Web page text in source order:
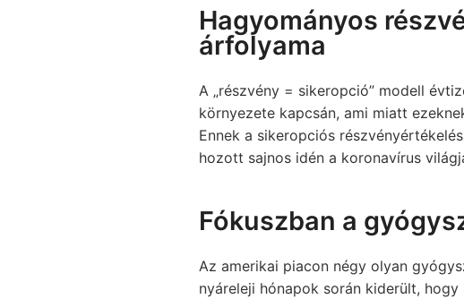
Hagyományos
árfolyama
A „részvény = sikeropció” modell
környezete kapcsán, ami miatt
Ennek a sikeropciós
hozott sajnos idén a koronavírus
Fókuszban a
Az amerikai piacon négy olyan
nyáreleji hónapok során kiderült,